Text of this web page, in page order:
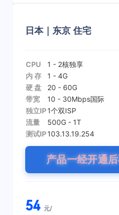
日本｜东京 住宅
CPU 1 - 2核独享
内 存
1 - 4G
硬 盘
20 - 60G
带宽
10 - 30Mbps国际
独立IP1个双ISP
流量
500G - 1T
测试IP103.13.19.254
产品一经开通
54 元/